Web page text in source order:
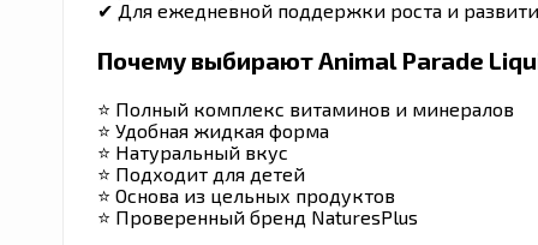
✔ Для ежедневной поддержки роста и
Почему выбирают Animal Parade
⭐ Полный комплекс витаминов и минералов
⭐ Удобная жидкая форма
⭐ Натуральный вкус
⭐ Подходит для детей
⭐ Основа из цельных продуктов
⭐ Проверенный бренд NaturesPlus